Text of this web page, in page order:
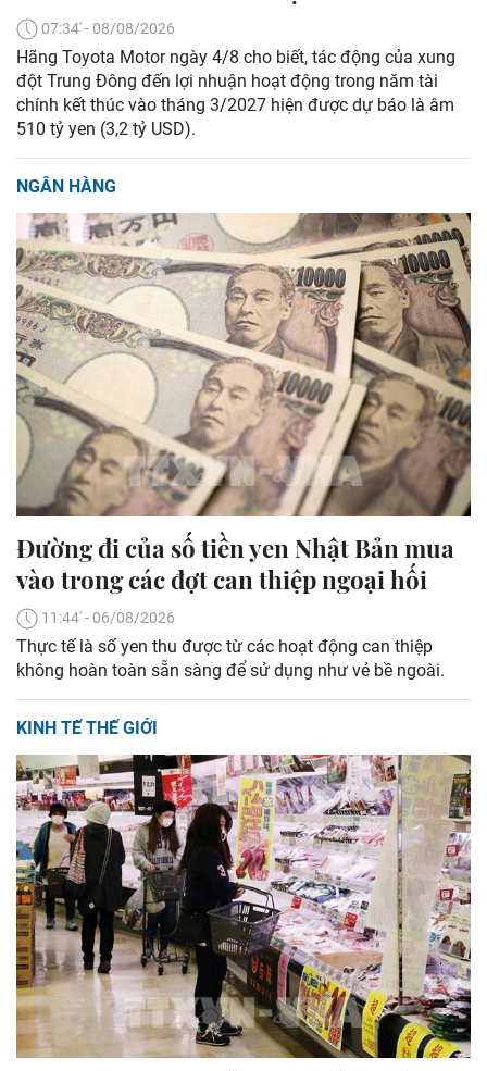
07:34' - 08/08/2026
Hãng Toyota Motor ngày 4/8 cho biết, tác động của xung
đột Trung Đông đến lợi nhuận hoạt động trong năm tài
chính kết thúc vào tháng 3/2027 hiện được dự báo là âm
510 tỷ yen (3,2 tỷ USD).
NGÂN HÀNG
Đường đi của số tiền yen Nhật Bản mua
vào trong các đợt can thiệp ngoại hối
11:44' - 06/08/2026
Thực tế là số yen thu được từ các hoạt động can thiệp
không hoàn toàn sẵn sàng để sử dụng như vẻ bề ngoài.
KINH TẾ THẾ GIỚI